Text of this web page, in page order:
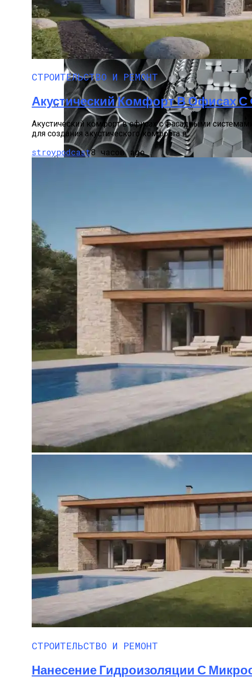
Поездка На Великолепный Курорт Моршин
Монтаж Фасада С Вентиляцией И
Лист Сталь 40Х: Особенности И Применение
СТРОИТЕЛЬСТВО И РЕМОНТ
Акустический Комфорт В Офисах
Акустический комфорт в офисах с фасадными
для создания акустического комфорта в...
stroypodcast8 часов ago
СТРОИТЕЛЬСТВО И РЕМОНТ
Нанесение Гидроизоляции С